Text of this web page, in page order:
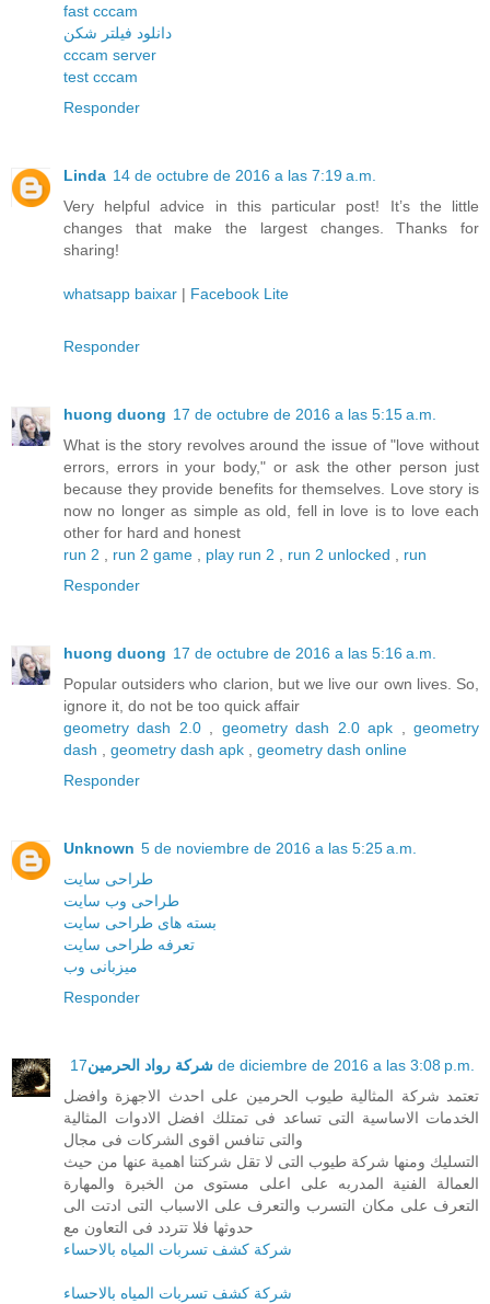
fast cccam
دانلود فیلتر شکن
cccam server
test cccam
Responder
Linda 14 de octubre de 2016 a las 7:19 a.m.
Very helpful advice in this particular post! It’s the little
changes that make the largest changes. Thanks for
sharing!
whatsapp baixar | Facebook Lite
Responder
huong duong 17 de octubre de 2016 a las 5:15 a.m.
What is the story revolves around the issue of "love without
errors, errors in your body," or ask the other person just
because they provide benefits for themselves. Love story is
now no longer as simple as old, fell in love is to love each
other for hard and honest
run 2
run 2 game play run 2 run 2 unlocked
run
Responder
huong duong 17 de octubre de 2016 a las 5:16 a.m.
Popular outsiders who clarion, but we live our own lives. So,
ignore it, do not be too quick affair
geometry dash 2.0, geometry dash 2.0 apk ,geometry
dash
geometry dash apk
geometry dash online
Responder
Unknown 5 de noviembre de 2016 a las 5:25 a.m.
طراحی سایت
طراحی وب سایت
بسته های طراحی سایت
تعرفه طراحی سایت
میزبانی وب
Responder
شركة رواد الحرمين 17 de diciembre de 2016 a las 3:08 p.m.
تعتمد شركة المثالية طيوب الحرمين على احدث الاجهزة وافضل
الخدمات الاساسية التى تساعد فى تمتلك افضل الادوات المثالية
والتى تنافس اقوى الشركات فى مجال
التسليك ومنها شركة طيوب التى لا تقل شركتنا اهمية عنها من حيث
العمالة الفنية المدربه على اعلى مستوى من الخبرة والمهارة
التعرف على مكان التسرب والتعرف على الاسباب التى ادتت الى
حدوثها فلا تتردد فى التعاون مع
شركة كشف تسربات المياه بالاحساء
شركة كشف تسربات المياه بالاحساء